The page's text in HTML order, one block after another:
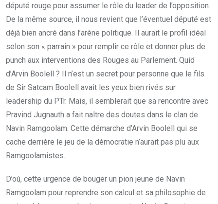
député rouge pour assumer le rôle du leader de l’opposition.
De la même source, il nous revient que l’éventuel député est
déjà bien ancré dans l’arène politique. Il aurait le profil idéal
selon son « parrain » pour remplir ce rôle et donner plus de
punch aux interventions des Rouges au Parlement. Quid
d’Arvin Boolell ? Il n’est un secret pour personne que le fils
de Sir Satcam Boolell avait les yeux bien rivés sur
leadership du PTr. Mais, il semblerait que sa rencontre avec
Pravind Jugnauth a fait naître des doutes dans le clan de
Navin Ramgoolam. Cette démarche d’Arvin Boolell qui se
cache derrière le jeu de la démocratie n’aurait pas plu aux
Ramgoolamistes.
D’où, cette urgence de bouger un pion jeune de Navin
Ramgoolam pour reprendre son calcul et sa philosophie de